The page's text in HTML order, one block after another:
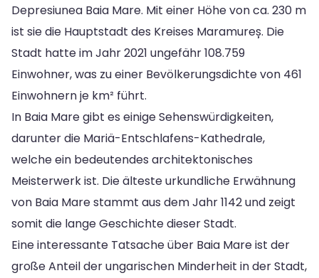
Depresiunea Baia Mare. Mit einer Höhe von ca. 230 m
ist sie die Hauptstadt des Kreises Maramureș. Die
Stadt hatte im Jahr 2021 ungefähr 108.759
Einwohner, was zu einer Bevölkerungsdichte von 461
Einwohnern je km² führt.
In Baia Mare gibt es einige Sehenswürdigkeiten,
darunter die Mariä-Entschlafens-Kathedrale,
welche ein bedeutendes architektonisches
Meisterwerk ist. Die älteste urkundliche Erwähnung
von Baia Mare stammt aus dem Jahr 1142 und zeigt
somit die lange Geschichte dieser Stadt.
Eine interessante Tatsache über Baia Mare ist der
große Anteil der ungarischen Minderheit in der Stadt,